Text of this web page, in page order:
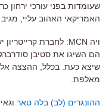
שעומדות בפני עורכי ירחון
האמריקאי האהוב עליי, מגיב
ויה MCN: לחברת קרייטריון יש
הם השיגו את סטיבן
שיצא כעת. בכלל, ההצצה אל
מאלפת.
ההונגרים (לב) בלה טאר